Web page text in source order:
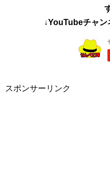
↓YouTubeチャン
スポンサーリンク